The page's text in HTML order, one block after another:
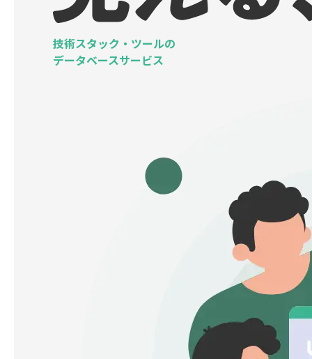
技術スタック・ツールの
データベースサービス